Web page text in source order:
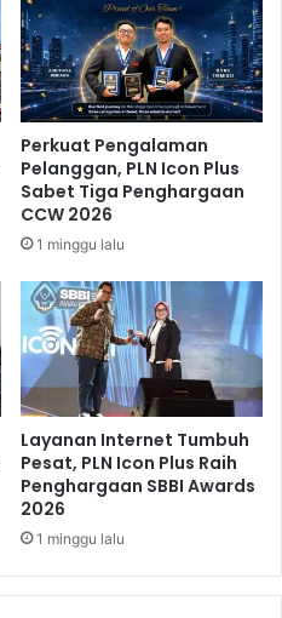
Perkuat Pengalaman
Pelanggan, PLN Icon Plus
Sabet Tiga Penghargaan
CCW 2026
1 minggu lalu
Layanan Internet Tumbuh
Pesat, PLN Icon Plus Raih
Penghargaan SBBI Awards
2026
1 minggu lalu